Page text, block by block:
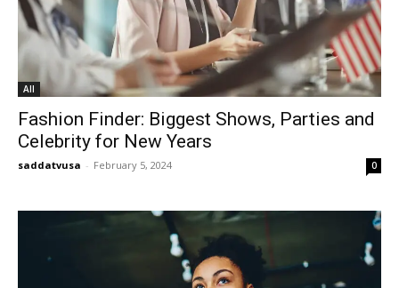
All
Fashion Finder: Biggest Shows, Parties and
Celebrity for New Years
saddatvusa - February 5, 2024 0